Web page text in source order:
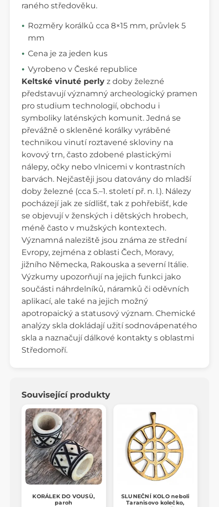
raného středověku.
Rozměry korálků cca 8×15 mm, průvlek 5
mm
Cena je za jeden kus
Vyrobeno v České republice
Keltské vinuté perly z doby železné
představují významný archeologický pramen
pro studium technologií, obchodu i
symboliky laténských komunit. Jedná se
převážně o skleněné korálky vyráběné
technikou vinutí roztavené skloviny na
kovový trn, často zdobené plastickými
nálepy, očky nebo vlnicemi v kontrastních
barvách. Nejčastěji jsou datovány do mladší
doby železné (cca 5.–1. století př. n. l.). Nálezy
pocházejí jak ze sídlišť, tak z pohřebišť, kde
se objevují v ženských i dětských hrobech,
méně často v mužských kontextech.
Významná naleziště jsou známa ze střední
Evropy, zejména z oblasti Čech, Moravy,
jižního Německa, Rakouska a severní Itálie.
Výzkumy upozorňují na jejich funkci jako
součásti náhrdelníků, náramků či oděvních
aplikací, ale také na jejich možný
apotropaický a statusový význam. Chemické
analýzy skla dokládají užití sodnovápenatého
skla a naznačují dálkové kontakty s oblastmi
Středomoří.
Související produkty
KORÁLEK DO VOUSŮ,
paroh
SLUNEČNÍ KOLO neboli
Taranisovo kolečko,